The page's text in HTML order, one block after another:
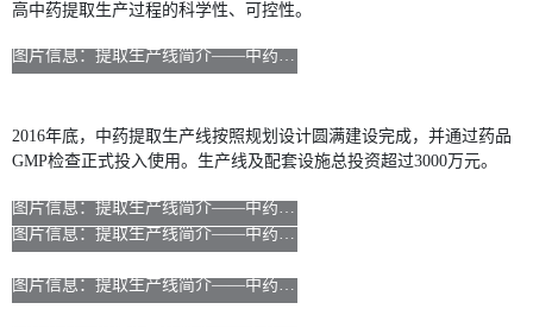
高中药提取生产过程的科学性、可控性。
2016年底，中药提取生产线按照规划设计圆满建设完成，并通过药品
GMP检查正式投入使用。生产线及配套设施总投资超过3000万元。